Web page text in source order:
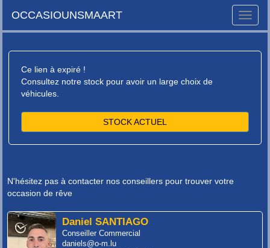
Toggle
OCCASIOUNSMAART
Ce lien à expiré !
Consultez notre stock pour avoir un large choix de
véhicules.
STOCK ACTUEL
N'hésitez pas à contacter nos conseillers pour trouver votre
occasion de rêve
Daniel SANTIAGO
Conseiller Commercial
daniels@o-m.lu